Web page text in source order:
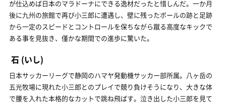
が仕込めば日本のマラドーナにできる逸材だったと惜しんだ。一か月
後に九州の旅館で再び小三郎に遭遇し、壁に残ったボールの跡と足跡
から一定のスピードとコントロールを保ちながら蹴る高度なキックで
ある事を見抜き、僅かな期間での進歩に驚いた。
石 (いし)
日本サッカーリーグで静岡のハマヤ発動機サッカー部所属。八ヶ岳の
五光牧場に現れた小三郎とのプレイで競り負けそうになり、大きな体
で腰を入れた本格的なカットで跳ね飛ばす。泣き出した小三郎を見て